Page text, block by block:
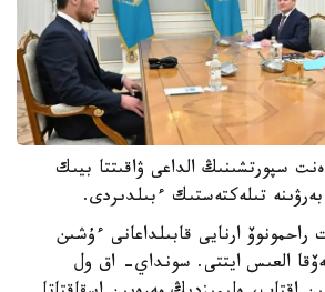
سپورتشىنىڭ الداعى ۋاقىتتا بيىك
بەرۋىنە تىلەكتەستىك ءبىلدىردى.
ارنايى قابىلداعانى ءۇشىن
العىس ايتتى. سونداي- اق ول